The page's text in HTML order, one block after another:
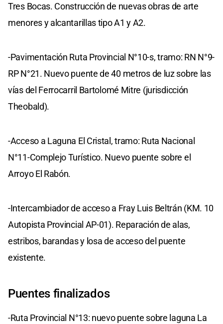
Tres Bocas. Construcción de nuevas obras de arte
menores y alcantarillas tipo A1 y A2.
-Pavimentación Ruta Provincial N°10-s, tramo: RN N°9-
RP N°21. Nuevo puente de 40 metros de luz sobre las
vías del Ferrocarril Bartolomé Mitre (jurisdicción
Theobald).
-Acceso a Laguna El Cristal, tramo: Ruta Nacional
N°11-Complejo Turístico. Nuevo puente sobre el
Arroyo El Rabón.
-Intercambiador de acceso a Fray Luis Beltrán (KM. 10
Autopista Provincial AP-01). Reparación de alas,
estribos, barandas y losa de acceso del puente
existente.
Puentes finalizados
-Ruta Provincial N°13: nuevo puente sobre laguna La